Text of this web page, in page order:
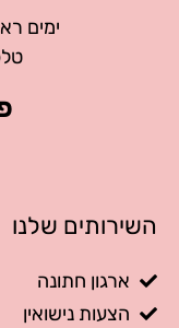
השירותים שלנו
ארגון חתונה
הצעות נישואין
ימים
טלפון: